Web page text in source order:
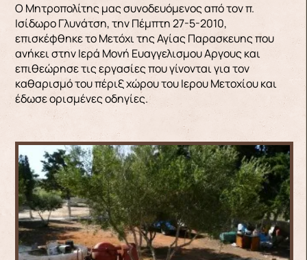
Ο Μητροπολίτης μας συνοδευόμενος από τον π.
Ισίδωρο Γλυνάτση, την Πέμπτη 27-5-2010,
επισκέφθηκε το Μετόχι της Αγίας Παρασκευης που
ανήκει στην Ιερά Μονή Ευαγγελισμου Aργους και
επιθεώρησε τις εργασίες που γίνονται για τον
καθαρισμό του πέριξ χώρου του Ιερου Μετοχίου και
έδωσε ορισμένες οδηγίες.